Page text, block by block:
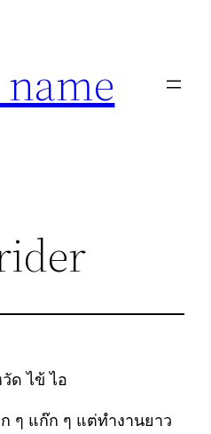
ด ไข้ ไอ
ๆ แก๊ก ๆ แต่ทำงานยาว